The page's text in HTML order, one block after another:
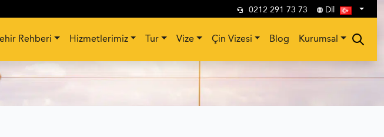
0212 291 73 73 Dil
Rehberi Hizmetlerimiz Tur Vize Çin Vizesi Blog Kurumsal